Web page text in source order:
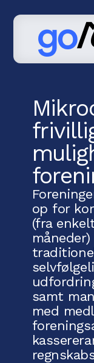
op for
(fra
samt
med